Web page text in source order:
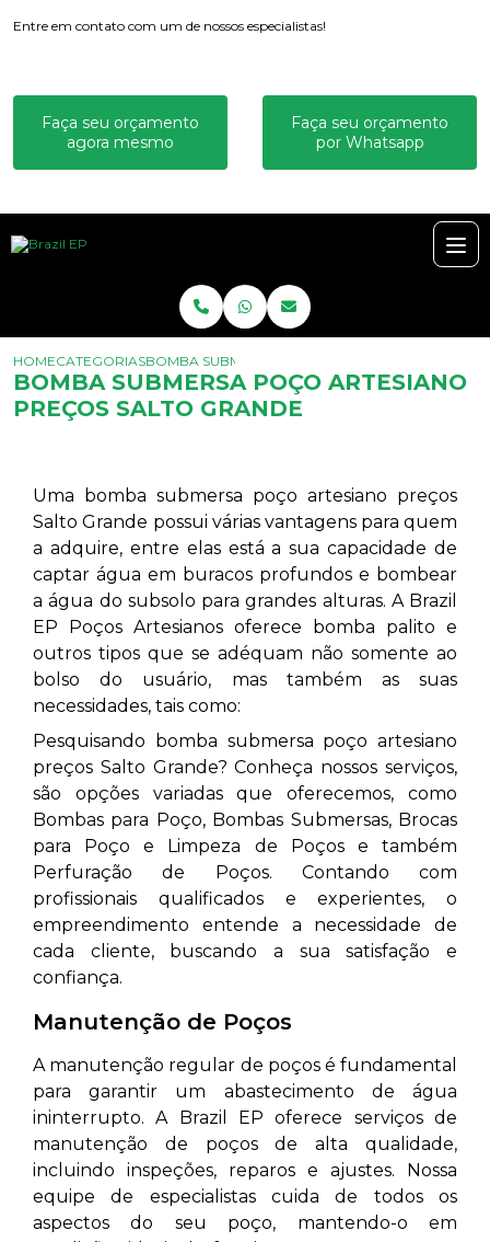
Entre em contato com um de nossos especialistas!
Faça seu orçamento
agora mesmo
Faça seu orçamento
por Whatsapp
HOMECATEGORIASBOMBA SUBMERSA POÇO ARTESIANO PREÇOS
BOMBA SUBMERSA POÇO ARTESIANO
PREÇOS SALTO GRANDE
Uma bomba submersa poço artesiano preços
Salto Grande possui várias vantagens para quem
a adquire, entre elas está a sua capacidade de
captar água em buracos profundos e bombear
a água do subsolo para grandes alturas. A Brazil
EP Poços Artesianos oferece bomba palito e
outros tipos que se adéquam não somente ao
bolso do usuário, mas também as suas
necessidades, tais como:
Pesquisando bomba submersa poço artesiano
preços Salto Grande? Conheça nossos serviços,
são opções variadas que oferecemos, como
Bombas para Poço, Bombas Submersas, Brocas
para Poço e Limpeza de Poços e também
Perfuração de Poços. Contando com
profissionais qualificados e experientes, o
empreendimento entende a necessidade de
cada cliente, buscando a sua satisfação e
confiança.
Manutenção de Poços
A manutenção regular de poços é fundamental
para garantir um abastecimento de água
ininterrupto. A Brazil EP oferece serviços de
manutenção de poços de alta qualidade,
incluindo inspeções, reparos e ajustes. Nossa
equipe de especialistas cuida de todos os
aspectos do seu poço, mantendo-o em